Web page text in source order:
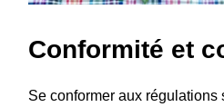
Conformité et
Se conformer aux régulations